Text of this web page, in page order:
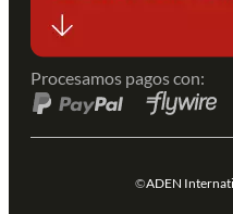
Procesamos pagos con:
©ADEN